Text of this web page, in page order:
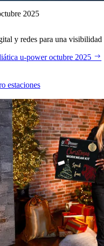
2025
y redes para una
u‑power octubre 2025
estaciones